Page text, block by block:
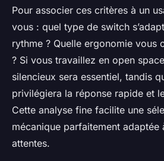
Pour associer ces critères à un
vous : quel type de switch
rythme ? Quelle ergonomie vous
? Si vous travaillez en open
silencieux sera essentiel, tandis
privilégiera la réponse rapide et
Cette analyse fine facilite une
mécanique parfaitement adaptée
attentes.